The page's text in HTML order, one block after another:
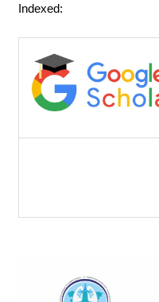
Indexed: